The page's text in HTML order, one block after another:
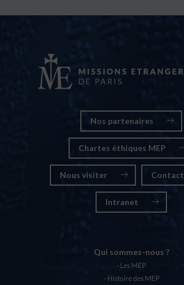
Nos partenaires
Chartes éthiques MEP
Nous visiter Contact
Intranet
Qui sommes-nous ?
Les MEP
Histoire des MEP